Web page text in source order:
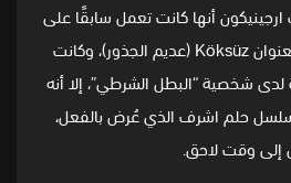
أنها كانت تعمل سابقًا على
مشروع مسلسل بوليسي بعنوان Köksüz (عديم الجذور)، وكانت
شخصية “البطل الشرطي”، إلا أنه
حلم اشرفالذي عُرض بالفعل،
إلى وقت لاحق.